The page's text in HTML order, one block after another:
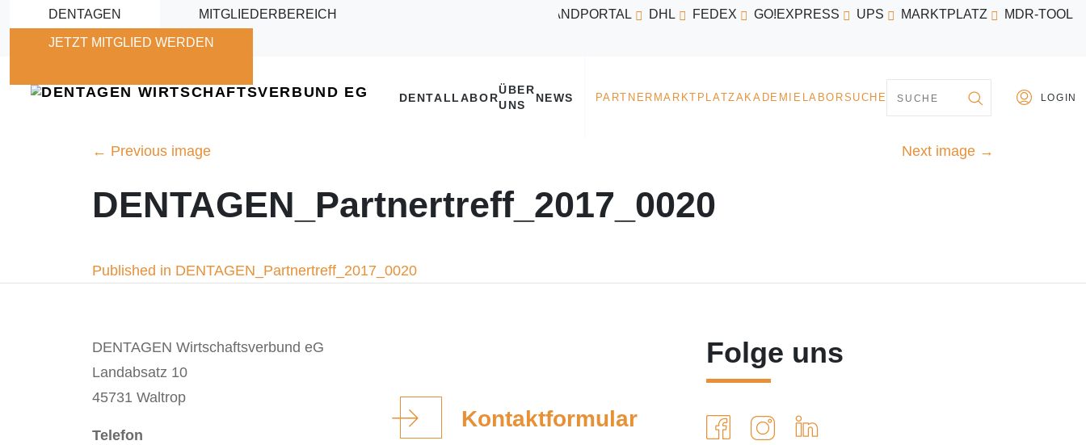
Skip to main content
DENTAGEN MITGLIEDERBEREICH
JETZT MITGLIED WERDEN
VERSANDPORTAL DHL FEDEX GO!EXPRESS UPS MARKTPLATZ MDR-TOOL
← Previous image Next image →
DENTAGEN_Partnertreff_2017_0020
Beitragsnavigation
Published in DENTAGEN_Partnertreff_2017_0020
DENTAGEN Wirtschaftsverbund eG
Landabsatz 10
45731 Waltrop
Telefon
Kontaktformular
Folge uns